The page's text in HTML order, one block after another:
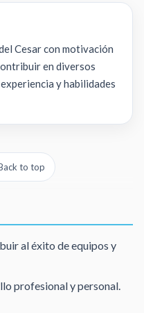
Cesar con motivación
en diversos
y habilidades
to top
al éxito de equipos y
profesional y personal.